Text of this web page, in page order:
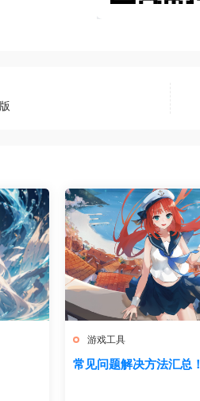
游戏工具
常见问题解决方法汇总！